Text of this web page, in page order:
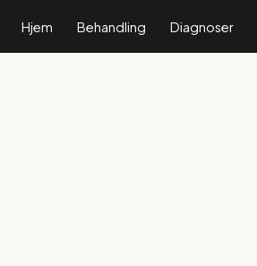
Hjem Behandling Diagnoser